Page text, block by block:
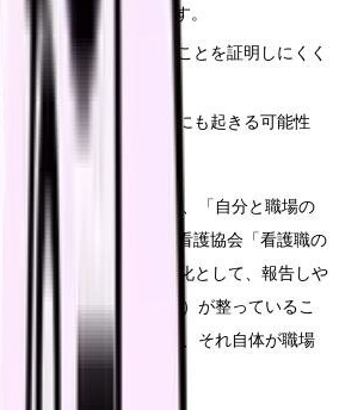
）のタイミングを逃す。
業務上の感染であったことを証明しにくく
になる。
スでの事故が他の職員にも起きる可能性
ない。
ための行動」ではなく、「自分と職場の
公益社団法人日本看護協会「看護職の
ドライン")。職場の文化として、報告しや
を組織として分析する）が整っているこ
ていない職場であれば、それ自体が職場
。